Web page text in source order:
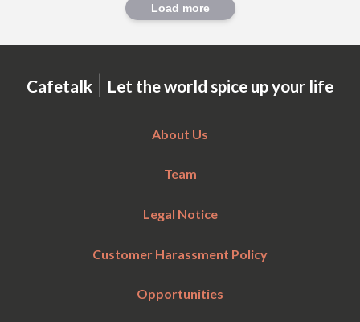
Load more
Cafetalk | Let the world spice up your life
About Us
Team
Legal Notice
Customer Harassment Policy
Opportunities